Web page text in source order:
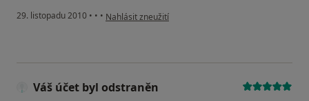
29. listopadu 2010 • • • podle názoru uživatele Pacient
Nahlásit zneužití
Váš účet byl odstraněn